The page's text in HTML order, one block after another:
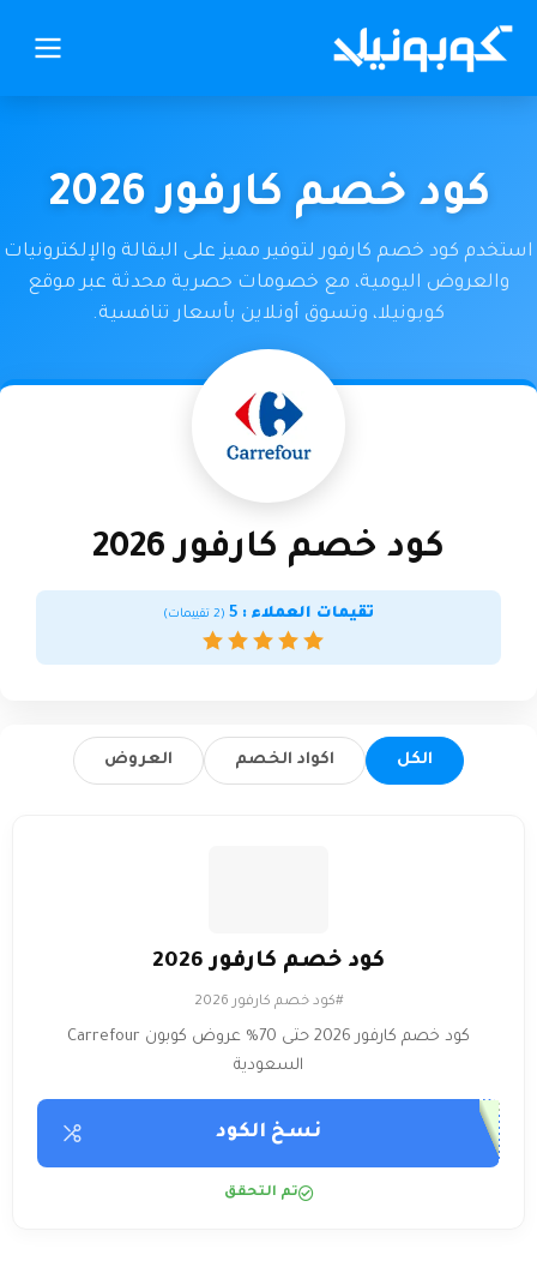
كود خصم كارفور 2026
استخدم كود خصم كارفور لتوفير مميز على البقالة والإلكترونيات
والعروض اليومية، مع خصومات حصرية محدثة عبر موقع
كوبونيلا، وتسوق أونلاين بأسعار تنافسية.
كود خصم كارفور 2026
تقيمات العملاء : 5
(
2 تقييمات)
الكل اكواد الخصم العروض
كود خصم كارفور 2026
#كود خصم كارفور 2026
كود خصم كارفور 2026 حتى 70% عروض كوبون Carrefour
السعودية
نسخ الكود
تم التحقق